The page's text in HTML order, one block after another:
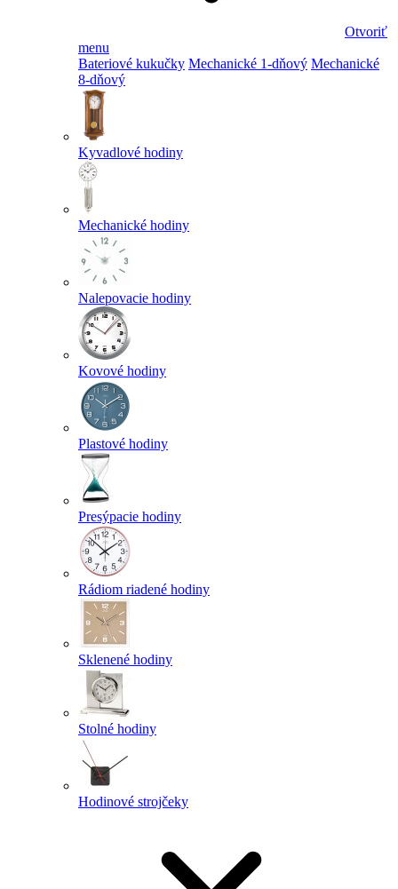
Otvoriť
menu
Bateriové kukučky Mechanické 1-dňový Mechanické
8-dňový
Kyvadlové hodiny
Mechanické hodiny
Nalepovacie hodiny
Kovové hodiny
Plastové hodiny
Presýpacie hodiny
Rádiom riadené hodiny
Sklenené hodiny
Stolné hodiny
Hodinové strojčeky